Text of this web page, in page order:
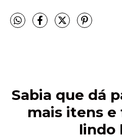
Sabia que dá
mais itens
lindo